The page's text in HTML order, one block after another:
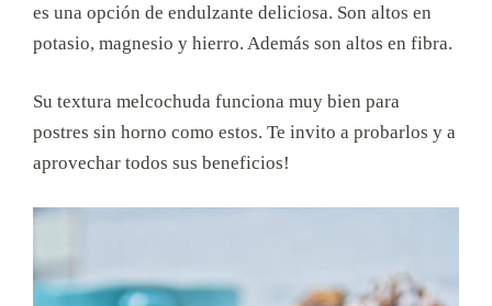
es una opción de endulzante deliciosa. Son altos en
potasio, magnesio y hierro. Además son altos en fibra.
Su textura melcochuda funciona muy bien para
postres sin horno como estos. Te invito a probarlos y a
aprovechar todos sus beneficios!